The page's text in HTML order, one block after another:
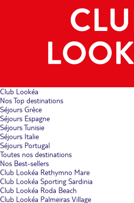
Club Lookéa
Nos Top destinations
Séjours Grèce
Séjours Espagne
Séjours Tunisie
Séjours Italie
Séjours Portugal
Toutes nos destinations
Nos Best-sellers
Club Lookéa Rethymno Mare
Club Lookéa Sporting Sardinia
Club Lookéa Roda Beach
Club Lookéa Palmeiras Village